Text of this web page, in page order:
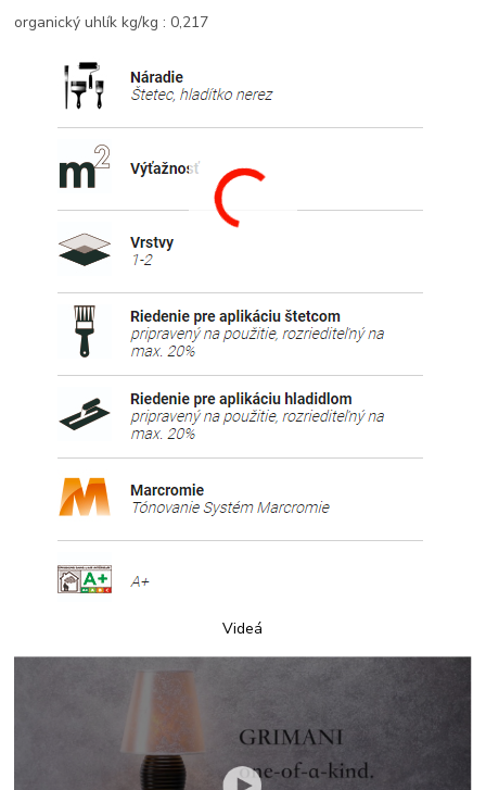
organický uhlík kg/kg : 0,217
Videá